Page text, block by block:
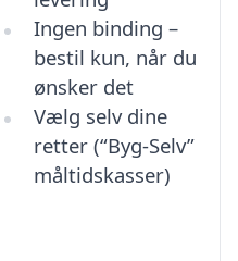
Ingen binding –
bestil kun, når du
ønsker det
Vælg selv dine
retter (“Byg-Selv”
måltidskasser)